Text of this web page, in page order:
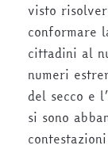
visto
conformare
cittadini al
numeri
del secco e
si sono